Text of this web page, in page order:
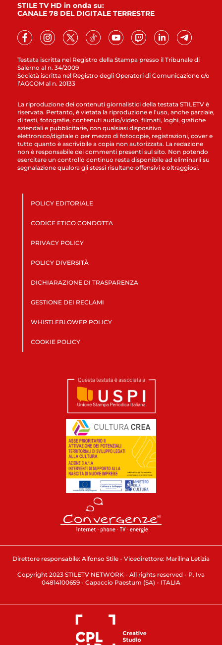
Testata iscritta nel Registro della Stampa presso il Tribunale di
Salerno al n. 34/2009
Società iscritta nel Registro degli Operatori di Comunicazione c/o
l’AGCOM al n. 20133
STILE TV HD in onda su:
CANALE 78 DEL DIGITALE TERRESTRE
La riproduzione dei contenuti giornalistici della testata STILETV è
riservata. Pertanto, è vietata la riproduzione e l’uso, anche parziale,
di testi, fotografie, contenuti audio/video, filmati, loghi, grafiche
aziendali e pubblicitarie, con qualsiasi dispositivo
elettronico/digitale o per mezzo di fotocopie, registrazioni, cover e
tutto quanto è ascrivibile a copia non autorizzata. La redazione
non è responsabile dei commenti presenti sul sito. Non potendo
esercitare un controllo continuo resta disponibile ad eliminarli su
segnalazione qualora gli stessi risultano offensivi e oltraggiosi.
POLICY EDITORIALE
CODICE ETICO CONDOTTA
PRIVACY POLICY
POLICY DIVERSITÀ
DICHIARAZIONE DI TRASPARENZA
GESTIONE DEI RECLAMI
WHISTLEBLOWER POLICY
COOKIE POLICY
Direttore responsabile: Alfonso Stile - Vicedirettore: Marilina Letizia
Copyright 2023 STILETV NETWORK - All rights reserved - P. Iva
04814100659 - Capaccio Paestum (SA) - ITALIA